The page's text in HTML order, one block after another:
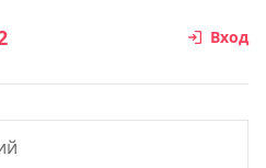
Вход